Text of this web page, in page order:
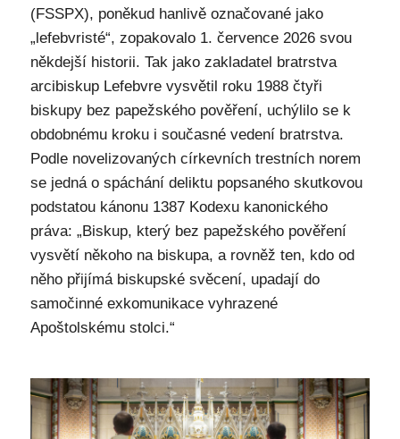
(FSSPX), poněkud hanlivě označované jako
„lefebvristé“, zopakovalo 1. července 2026 svou
někdejší historii. Tak jako zakladatel bratrstva
arcibiskup Lefebvre vysvětil roku 1988 čtyři
biskupy bez papežského pověření, uchýlilo se k
obdobnému kroku i současné vedení bratrstva.
Podle novelizovaných církevních trestních norem
se jedná o spáchání deliktu popsaného skutkovou
podstatou kánonu 1387 Kodexu kanonického
práva: „Biskup, který bez papežského pověření
vysvětí někoho na biskupa, a rovněž ten, kdo od
něho přijímá biskupské svěcení, upadají do
samočinné exkomunikace vyhrazené
Apoštolskému stolci.“